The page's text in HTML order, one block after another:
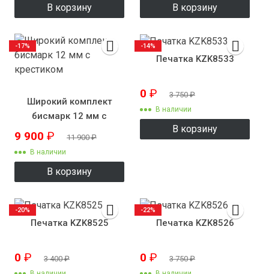
В корзину В корзину
Широкий комплект
бисмарк 12 мм с
крестиком
9 900 ₽ 11 900₽
В наличии
В корзину
-17%
Печатка KZK8533
0 ₽ 3 750₽
В наличии
В корзину
-14%
Печатка KZK8525
0 ₽ 3 400₽
-20%
Печатка KZK8526
0 ₽ 3 750₽
-22%